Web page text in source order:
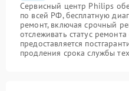
Сервисный центр Philips
по всей РФ, бесплатную
ремонт, включая срочный
отслеживать статус
предоставляется
продления срока службы